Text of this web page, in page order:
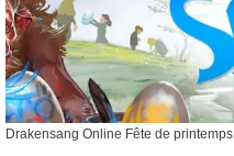
Drakensang Online Fête de printemps